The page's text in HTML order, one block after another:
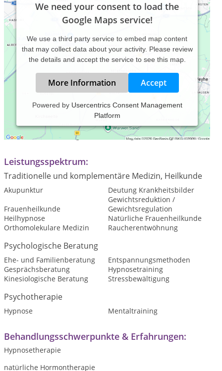
We need your consent to load the
Google Maps service!
We use a third party service to embed map content
that may collect data about your activity. Please review
the details and accept the service to see this map.
More Information Accept
Powered by Usercentrics Consent Management
Platform
Termine nach vorheriger Vereinbarung Mo-Sa möglich
Leistungsspektrum:
Traditionelle und komplementäre Medizin, Heilkunde
Akupunktur
Deutung Krankheitsbilder
Frauenheilkunde
Gewichtsreduktion /
Gewichtsregulation
Heilhypnose
Natürliche Frauenheilkunde
Orthomolekulare Medizin
Raucherentwöhnung
Psychologische Beratung
Ehe- und Familienberatung
Entspannungsmethoden
Gesprächsberatung
Hypnosetraining
Kinesiologische Beratung
Stressbewältigung
Psychotherapie
Hypnose Mentaltraining
Behandlungsschwerpunkte & Erfahrungen:
Hypnosetherapie
natürliche Hormontherapie